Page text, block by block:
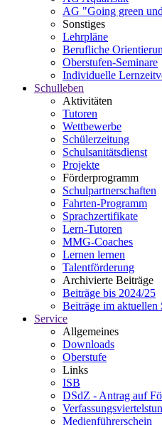
AG "Going green
Sonstiges
Lehrpläne
Berufliche
Oberstufen-Seminare
Individuelle
Schulleben
Aktivitäten
Tutoren
Wettbewerbe
Schülerzeitung
Schulsanitätsdienst
Projekte
Förderprogramm
Schulpartnerschaften
Fahrten-Programm
Sprachzertifikate
Lern-Tutoren
MMG-Coaches
Lernen lernen
Talentförderung
Archivierte Beiträge
Beiträge bis 2024/25
Beiträge im aktuellen
Service
Allgemeines
Downloads
Oberstufe
Links
ISB
DSdZ - Antrag auf
Medienführerschein